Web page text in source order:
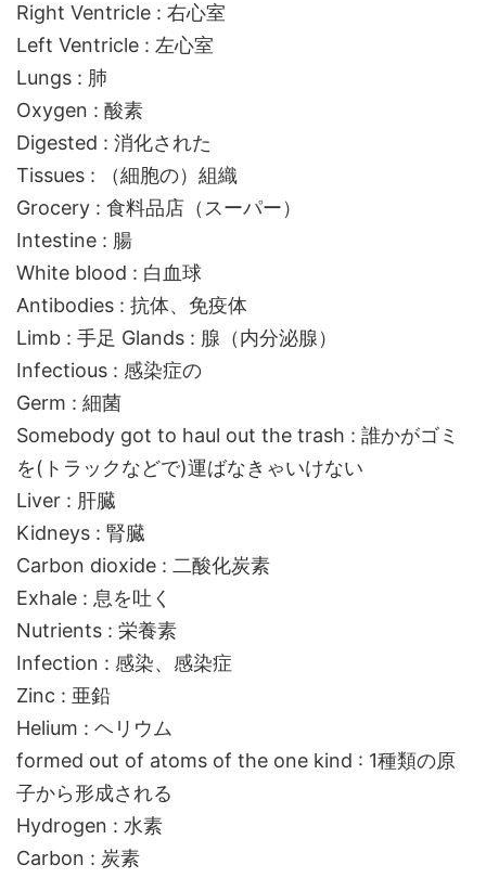
Right Ventricle : 右心室
Left Ventricle : 左心室
Lungs : 肺
Oxygen : 酸素
Digested : 消化された
Tissues : （細胞の）組織
Grocery : 食料品店（スーパー）
Intestine : 腸
White blood : 白血球
Antibodies : 抗体、免疫体
Limb : 手足 Glands : 腺（内分泌腺）
Infectious : 感染症の
Germ : 細菌
Somebody got to haul out the trash : 誰かがゴミ
を(トラックなどで)運ばなきゃいけない
Liver : 肝臓
Kidneys : 腎臓
Carbon dioxide : 二酸化炭素
Exhale : 息を吐く
Nutrients : 栄養素
Infection : 感染、感染症
Zinc : 亜鉛
Helium : ヘリウム
formed out of atoms of the one kind : 1種類の原
子から形成される
Hydrogen : 水素
Carbon : 炭素